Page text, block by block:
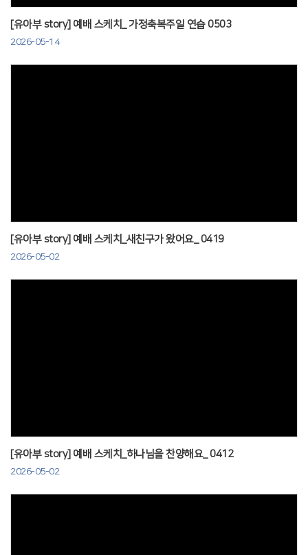
[유아부 story] 예배 스케치_ 가정축복주일 연습 0503
2026-05-14
[유아부 story] 예배 스케치_새친구가 왔어요_ 0419
2026-05-02
[유아부 story] 예배 스케치_하나님을 찬양해요_ 0412
2026-05-02